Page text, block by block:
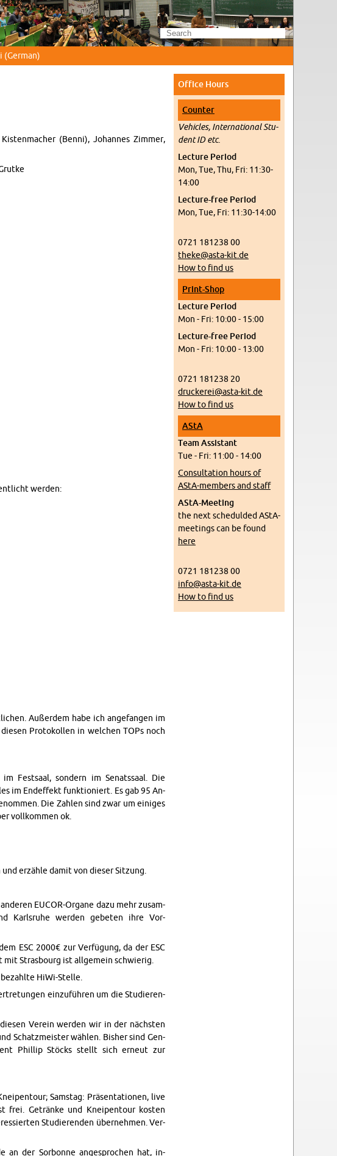
(Ger­man)
(Benni), Jo­hannes Zim­mer,
wer­den:
Außerdem habe ich ange­fan­gen im
Pro­tokollen in welchen TOPs noch
Fest­saal, son­dern im Sen­atssaal. Die
im En­d­ef­fekt funk­tion­iert. Es gab 95 An­
Die Zahlen sind zwar um einiges
vol­lkom­men ok.
erzähle damit von dieser Sitzung.
EU­COR-Or­gane dazu mehr zusam­
Karl­sruhe wer­den ge­beten ihre Vor­
ESC 2000€ zur Verfügung, da der ESC
mit Stras­bourg ist all­ge­mein schwierig.
HiWi-Stelle.
einzuführen um die Studieren­
Verein wer­den wir in der nächsten
Schatzmeis­ter wählen. Bisher sind Gen­
Phillip Stöcks stellt sich erneut zur
Sam­stag: Präsen­ta­tio­nen, live
frei. Getränke und Kneipen­tour kosten
Studieren­den übernehmen. Ver­
an der Sor­bonne ange­sprochen hat, in­
Of­fice Hours
Counter
Ve­hi­cles, In­ter­na­tional Stu­
dent ID etc.
Lec­ture Pe­riod
Mon, Tue, Thu, Fri: 11:30-
14:00
Lec­ture-free Pe­riod
Mon, Tue, Fri: 11:30-14:00
0721 181238 00
theke@​asta-​kit.​de
How to find us
Print-Shop
Lec­ture Pe­riod
Mon - Fri: 10:00 - 15:00
Lec­ture-free Pe­riod
Mon - Fri: 10:00 - 13:00
0721 181238 20
druckerei@​asta-​kit.​de
How to find us
AStA
Team As­sis­tant
Tue - Fri: 11:00 - 14:00
Con­sul­ta­tion hours of
AStA-mem­bers and staff
AStA-Meet­ing
the next schedulded AStA-
meet­ings can be found
here
0721 181238 00
info@​asta-​kit.​de
How to find us